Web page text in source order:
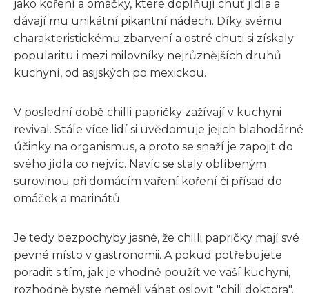
jako koření a omáčky, které doplňují chuť jídla a
dávají mu unikátní pikantní nádech. Díky svému
charakteristickému zbarvení a ostré chuti si získaly
popularitu i mezi milovníky nejrůznějších druhů
kuchyní, od asijských po mexickou.
V poslední době chilli papričky zažívají v kuchyni
revival. Stále více lidí si uvědomuje jejich blahodárné
účinky na organismus, a proto se snaží je zapojit do
svého jídla co nejvíc. Navíc se staly oblíbeným
surovinou při domácím vaření koření či přísad do
omáček a marinátů.
Je tedy bezpochyby jasné, že chilli papričky mají své
pevné místo v gastronomii. A pokud potřebujete
poradit s tím, jak je vhodně použít ve vaší kuchyni,
rozhodně byste neměli váhat oslovit "chili doktora".